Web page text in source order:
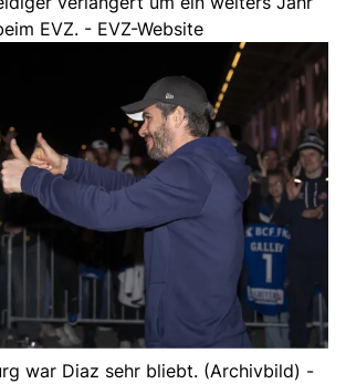
EVZ. - EVZ-Website
war Diaz sehr bliebt. (Archivbild) -